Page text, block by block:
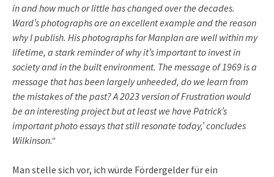
in and how much or little has changed over the decades.
Ward’s photographs are an excellent example and the reason
why I publish. His photographs for Manplan are well within my
lifetime, a stark reminder of why it’s important to invest in
society and in the built environment. The message of 1969 is a
message that has been largely unheeded, do we learn from
the mistakes of the past? A 2023 version of Frustration would
be an interesting project but at least we have Patrick’s
important photo essays that still resonate today,’ concludes
Wilkinson.“
Man stelle sich vor, ich würde Fördergelder für ein